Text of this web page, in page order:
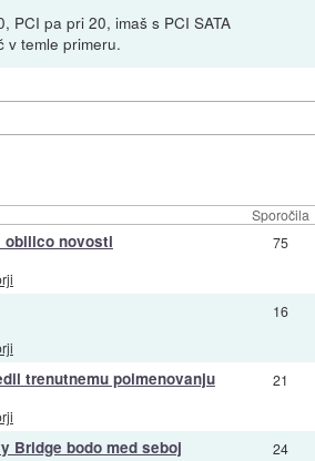
PCI pa pri 20, imaš s PCI SATA
v temle primeru.
Sporočila
obilico novosti 75
16
trenutnemu poimenovanju 21
Bridge bodo med seboj 24